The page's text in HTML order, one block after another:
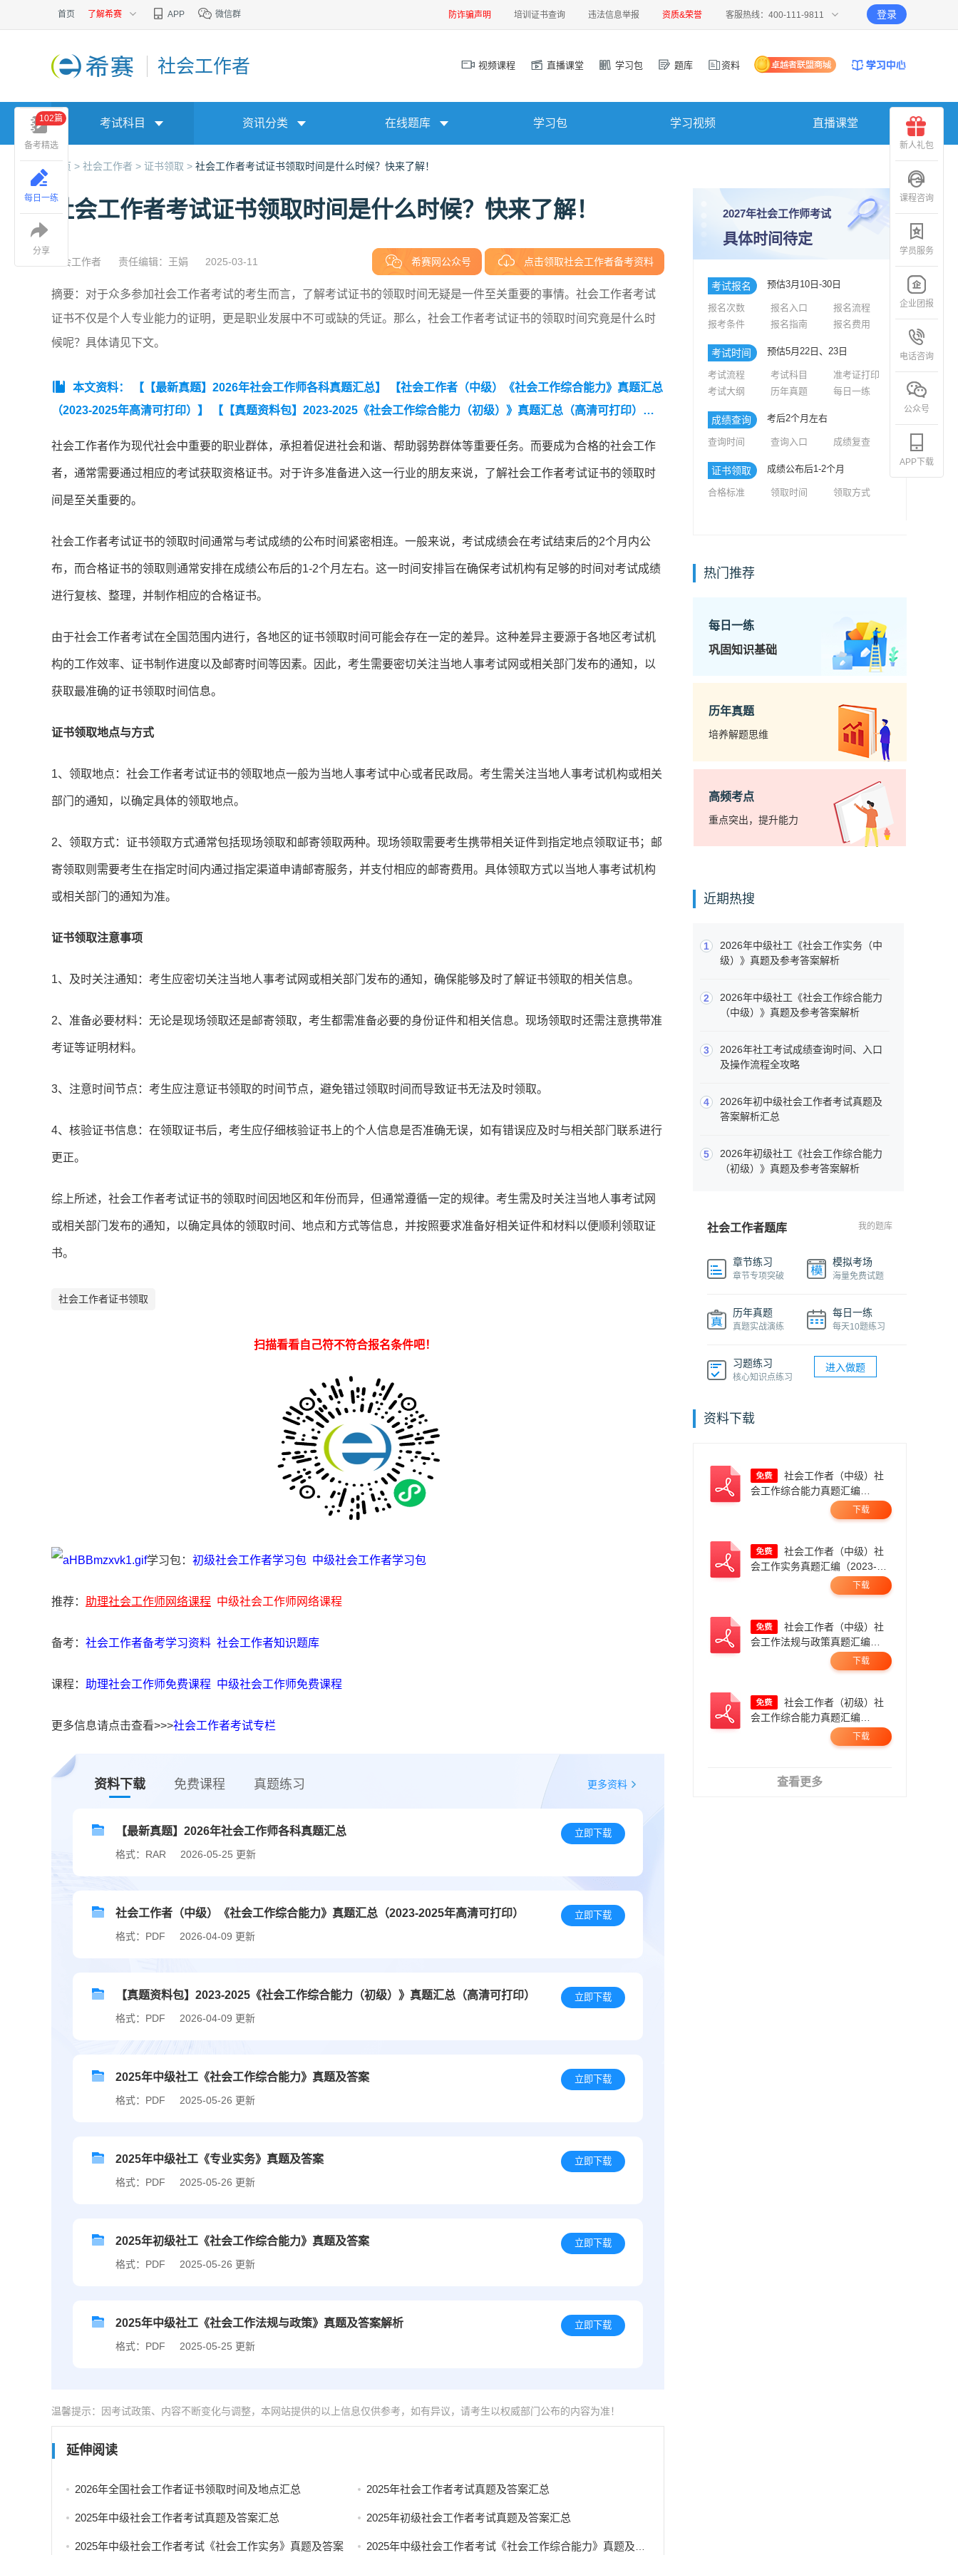
首页 了解希赛 APP 微信群 防诈骗声明 培训证书查询 违法信息举报 资质&荣誉 客服热线：400-111-9811 登录
社会工作者 视频课程 直播课堂 学习包 题库 资料
考试科目 资讯分类 在线题库 学习包 学习视频 直播课堂
首页 > 社会工作者 > 证书领取 > 社会工作者考试证书领取时间是什么时候？快来了解！
社会工作者考试证书领取时间是什么时候？快来了解！
社会工作者 责任编辑：王娟 2025-03-11 希赛网公众号 点击领取社会工作者备考资料
摘要：对于众多参加社会工作者考试的考生而言，了解考试证书的领取时间无疑是一件至关重要的事情。社会工作者考试
证书不仅是个人专业能力的证明，更是职业发展中不可或缺的凭证。那么，社会工作者考试证书的领取时间究竟是什么时
候呢？具体请见下文。
本文资料： 【【最新真题】2026年社会工作师各科真题汇总】
【社会工作者（中级）《社会工作综合能力》真题汇总
（2023-2025年高清可打印）】
【【真题资料包】2023-2025《社会工作综合能力（初级）》真题汇总（高清可打印）】
社会工作者作为现代社会中重要的职业群体，承担着促进社会和谐、帮助弱势群体等重要任务。而要成为合格的社会工作
者，通常需要通过相应的考试获取资格证书。对于许多准备进入这一行业的朋友来说，了解社会工作者考试证书的领取时
间是至关重要的。
社会工作者考试证书的领取时间通常与考试成绩的公布时间紧密相连。一般来说，考试成绩会在考试结束后的2个月内公
布，而合格证书的领取则通常安排在成绩公布后的1-2个月左右。这一时间安排旨在确保考试机构有足够的时间对考试成绩
进行复核、整理，并制作相应的合格证书。
由于社会工作者考试在全国范围内进行，各地区的证书领取时间可能会存在一定的差异。这种差异主要源于各地区考试机
构的工作效率、证书制作进度以及邮寄时间等因素。因此，考生需要密切关注当地人事考试网或相关部门发布的通知，以
获取最准确的证书领取时间信息。
证书领取地点与方式
1、领取地点：社会工作者考试证书的领取地点一般为当地人事考试中心或者民政局。考生需关注当地人事考试机构或相关
部门的通知，以确定具体的领取地点。
2、领取方式：证书领取方式通常包括现场领取和邮寄领取两种。现场领取需要考生携带相关证件到指定地点领取证书；邮
寄领取则需要考生在指定时间内通过指定渠道申请邮寄服务，并支付相应的邮寄费用。具体领取方式以当地人事考试机构
或相关部门的通知为准。
证书领取注意事项
1、及时关注通知：考生应密切关注当地人事考试网或相关部门发布的通知，确保能够及时了解证书领取的相关信息。
2、准备必要材料：无论是现场领取还是邮寄领取，考生都需准备必要的身份证件和相关信息。现场领取时还需注意携带准
考证等证明材料。
3、注意时间节点：考生应注意证书领取的时间节点，避免错过领取时间而导致证书无法及时领取。
4、核验证书信息：在领取证书后，考生应仔细核验证书上的个人信息是否准确无误，如有错误应及时与相关部门联系进行
更正。
综上所述，社会工作者考试证书的领取时间因地区和年份而异，但通常遵循一定的规律。考生需及时关注当地人事考试网
或相关部门发布的通知，以确定具体的领取时间、地点和方式等信息，并按照要求准备好相关证件和材料以便顺利领取证
书。
社会工作者证书领取
扫描看看自己符不符合报名条件吧！
学习包： 初级社会工作者学习包 中级社会工作者学习包
推荐： 助理社会工作师网络课程 中级社会工作师网络课程
备考： 社会工作者备考学习资料 社会工作者知识题库
课程： 助理社会工作师免费课程 中级社会工作师免费课程
更多信息请点击查看>>>社会工作者考试专栏
资料下载 免费课程 真题练习 更多资料
【最新真题】2026年社会工作师各科真题汇总
格式：RAR 2026-05-25 更新
立即下载
社会工作者（中级）《社会工作综合能力》真题汇总（2023-2025年高清可打印）
格式：PDF 2026-04-09 更新
立即下载
【真题资料包】2023-2025《社会工作综合能力（初级）》真题汇总（高清可打印）
格式：PDF 2026-04-09 更新
立即下载
2025年中级社工《社会工作综合能力》真题及答案
格式：PDF 2025-05-26 更新
立即下载
2025年中级社工《专业实务》真题及答案
格式：PDF 2025-05-26 更新
立即下载
2025年初级社工《社会工作综合能力》真题及答案
格式：PDF 2025-05-26 更新
立即下载
2025年中级社工《社会工作法规与政策》真题及答案解析
格式：PDF 2025-05-25 更新
立即下载
温馨提示：因考试政策、内容不断变化与调整，本网站提供的以上信息仅供参考，如有异议，请考生以权威部门公布的内容为准！
延伸阅读
2026年全国社会工作者证书领取时间及地点汇总 2025年社会工作者考试真题及答案汇总
2025年中级社会工作者考试真题及答案汇总 2025年初级社会工作者考试真题及答案汇总
2025年中级社会工作者考试《社会工作实务》真题及答案 2025年中级社会工作者考试《社会工作综合能力》真题及答案
2027年社会工作师考试
具体时间待定
考试报名 预估3月10日-30日
报名次数 报名入口
报名流程
报考条件
报名指南 报名费用
考试时间 预估5月22日、23日
考试流程 考试科目
准考证打印
考试大纲
历年真题 每日一练
成绩查询 考后2个月左右
查询时间 查询入口 成绩复查
证书领取 成绩公布后1-2个月
合格标准 领取时间 领取方式
热门推荐
每日一练
巩固知识基础
历年真题
培养解题思维
高频考点
重点突出，提升能力
近期热搜
1
2026年中级社工《社会工作实务（中
级）》真题及参考答案解析
2
2026年中级社工《社会工作综合能力
（中级）》真题及参考答案解析
3
2026年社工考试成绩查询时间、入口
及操作流程全攻略
4
2026年初中级社会工作者考试真题及
答案解析汇总
5
2026年初级社工《社会工作综合能力
（初级）》真题及参考答案解析
社会工作者题库 我的题库
章节练习
章节专项突破
模拟考场
海量免费试题
历年真题
真题实战演练
每日一练
每天10题练习
习题练习
核心知识点练习
进入做题
资料下载
会工作综合能力真题汇编
（2023-2025年）.pdf
下载
会工作实务真题汇编（2023-
下载
会工作法规与政策真题汇编
（2023-2025）.pdf
下载
会工作综合能力真题汇编
（2023-2025）.pdf
下载
查看更多
备考精选
102篇
每日一练
分享
新人礼包
课程咨询
学员服务
企业团报
电话咨询
公众号
APP下载